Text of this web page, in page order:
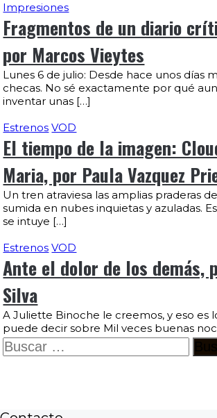
Impresiones
Fragmentos de un diario
por Marcos Vieytes
Lunes 6 de julio: Desde hace unos días
checas. No sé exactamente por qué
inventar unas […]
Estrenos VOD
El tiempo de la imagen:
Maria, por Paula Vazquez
Un tren atraviesa las amplias praderas
sumida en nubes inquietas y azuladas.
se intuye […]
Estrenos VOD
Ante el dolor de los demás,
Silva
A Juliette Binoche le creemos, y eso es
puede decir sobre Mil veces buenas
Buscar: